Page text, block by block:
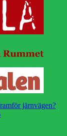
järnvägen?